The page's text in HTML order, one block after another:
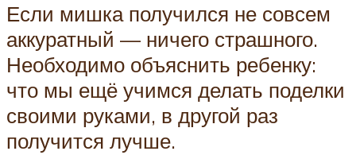
Если мишка получился не совсем
аккуратный — ничего страшного.
Необходимо объяснить ребенку:
что мы ещё учимся делать поделки
своими руками, в другой раз
получится лучше.